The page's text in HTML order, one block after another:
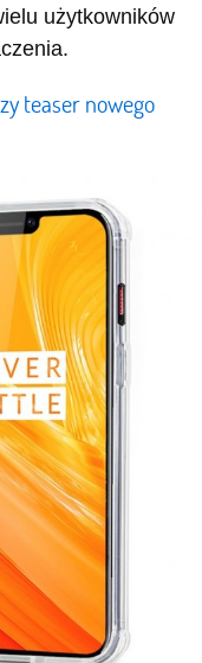
użytkowników
teaser nowego